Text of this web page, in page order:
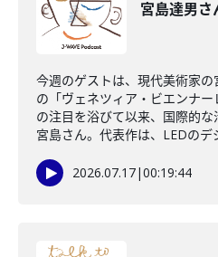
宮島達男さ
今週のゲストは、現代美術家
の「ヴェネツィア・ビエンナ
の注目を浴びて以来、国際的
宮島さん。代表作は、LEDのデ
2026.07.17|00:19:44